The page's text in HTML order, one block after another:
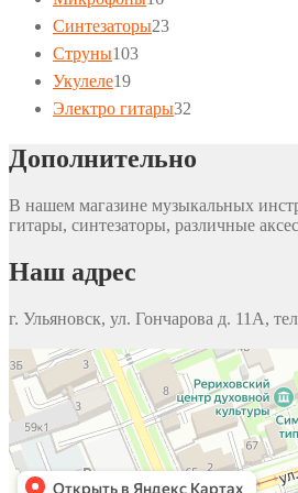
товаров
Синтезаторы2323
Струны103103
Укулеле1919
товаров
Электро гитары32
Дополнительно
В нашем магазине музыкальных
гитары, синтезаторы, различные
Наш адрес
г. Ульяновск, ул. Гончарова д. 11А,